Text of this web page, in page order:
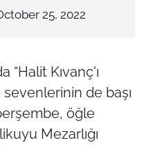
25, 2022
“Halit Kıvanç'ı
de başı
öğle
Mezarlığı